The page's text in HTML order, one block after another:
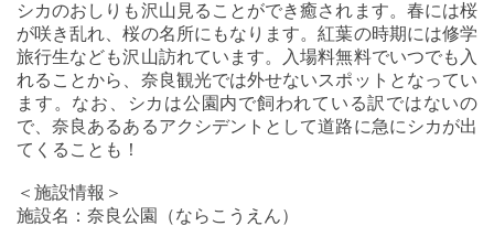
シカのおしりも沢山見ることができ癒されます。春には桜
が咲き乱れ、桜の名所にもなります。紅葉の時期には修学
旅行生なども沢山訪れています。入場料無料でいつでも入
れることから、奈良観光では外せないスポットとなってい
ます。なお、シカは公園内で飼われている訳ではないの
で、奈良あるあるアクシデントとして道路に急にシカが出
てくることも！
＜施設情報＞
施設名：奈良公園（ならこうえん）